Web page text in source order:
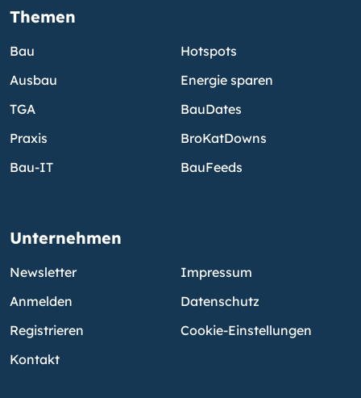
Themen
Bau
Ausbau
TGA
Praxis
Bau-IT
Hotspots
Energie sparen
BauDates
BroKatDowns
BauFeeds
Unternehmen
Newsletter
Anmelden
Registrieren
Kontakt
Impressum
Datenschutz
Cookie-Einstellungen